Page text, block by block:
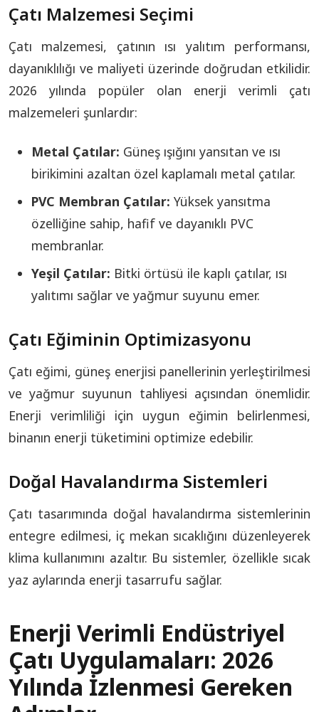
Çatı Malzemesi Seçimi
Çatı malzemesi, çatının ısı yalıtım performansı,
dayanıklılığı ve maliyeti üzerinde doğrudan etkilidir.
2026 yılında popüler olan enerji verimli çatı
malzemeleri şunlardır:
Metal Çatılar: Güneş ışığını yansıtan ve ısı
birikimini azaltan özel kaplamalı metal çatılar.
PVC Membran Çatılar: Yüksek yansıtma
özelliğine sahip, hafif ve dayanıklı PVC
membranlar.
Yeşil Çatılar: Bitki örtüsü ile kaplı çatılar, ısı
yalıtımı sağlar ve yağmur suyunu emer.
Çatı Eğiminin Optimizasyonu
Çatı eğimi, güneş enerjisi panellerinin yerleştirilmesi
ve yağmur suyunun tahliyesi açısından önemlidir.
Enerji verimliliği için uygun eğimin belirlenmesi,
binanın enerji tüketimini optimize edebilir.
Doğal Havalandırma Sistemleri
Çatı tasarımında doğal havalandırma sistemlerinin
entegre edilmesi, iç mekan sıcaklığını düzenleyerek
klima kullanımını azaltır. Bu sistemler, özellikle sıcak
yaz aylarında enerji tasarrufu sağlar.
Enerji Verimli Endüstriyel
Çatı Uygulamaları: 2026
Yılında İzlenmesi Gereken